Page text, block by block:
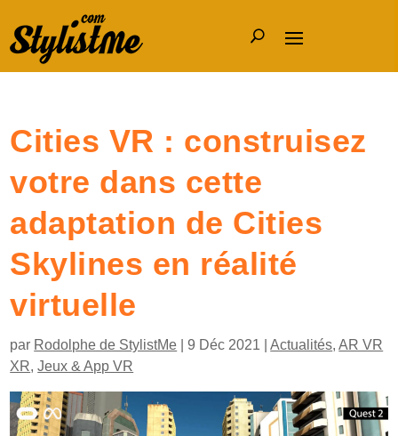
Cities VR : construisez
votre dans cette
adaptation de Cities
Skylines en réalité
virtuelle
par Rodolphe de StylistMe |9 Déc 2021 |Actualités,AR VR
XR,Jeux & App VR